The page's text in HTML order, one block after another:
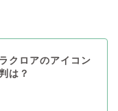
クロアのアイコン
は？